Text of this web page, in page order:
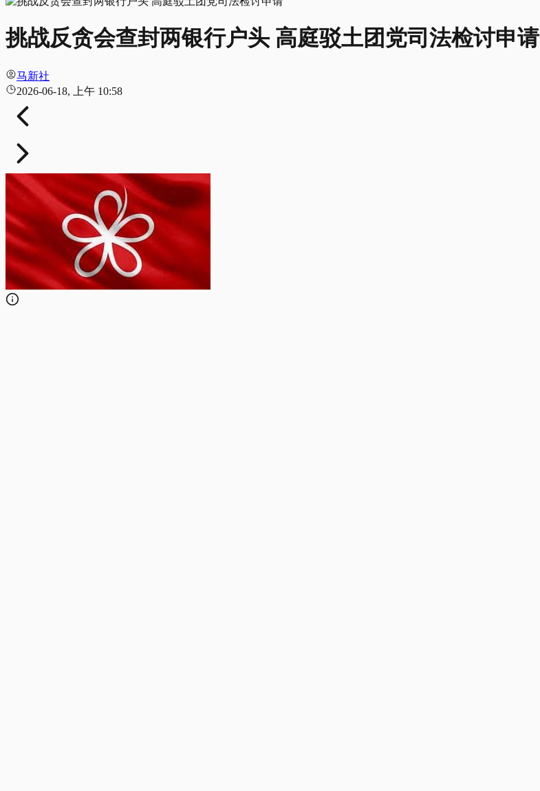
挑战反贪会查封两银行户头 高庭驳土团党司法检讨申请
马新社
2026-06-18, 上午 10:58